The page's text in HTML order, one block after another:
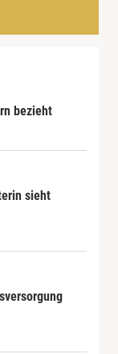
bezieht
sieht